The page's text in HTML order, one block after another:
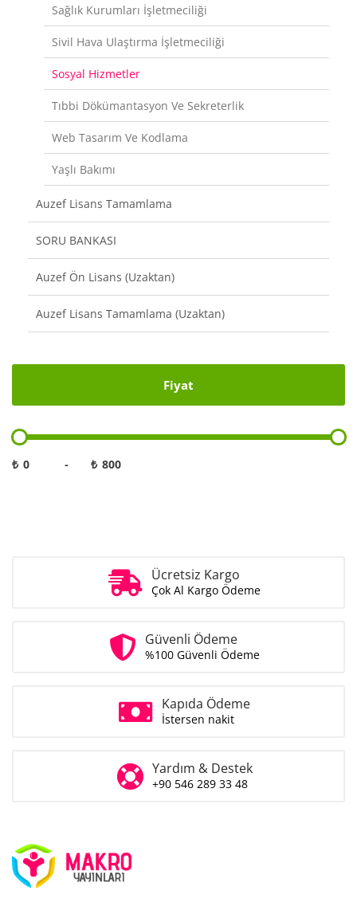
Fiyat
₺ - ₺
Sağlık Kurumları İşletmeciliği
Sivil Hava Ulaştırma İşletmeciliği
Sosyal Hizmetler
Tıbbi Dökümantasyon Ve Sekreterlik
Web Tasarım Ve Kodlama
Yaşlı Bakımı
Auzef Lisans Tamamlama
SORU BANKASI
Auzef Ön Lisans (Uzaktan)
Auzef Lisans Tamamlama (Uzaktan)
Ücretsiz Kargo
Çok Al Kargo Ödeme
Güvenli Ödeme
%100 Güvenli Ödeme
Kapıda Ödeme
İstersen nakit
Yardım & Destek
+90 546 289 33 48